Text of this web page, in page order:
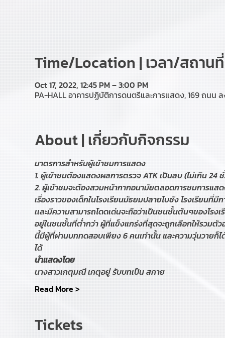
Time/Location | เวลา/สถานที่
Oct 17, 2022, 12:45 PM – 3:00 PM
PA-HALL อาคารปฏิบัติการดนตรีและการแสดง, 169 ถนน
About | เกี่ยวกับกิจกรรม
มาตรการสำหรับผู้เข้าชมการแสดง
1. ผู้เข้าชมต้องแสดงผลการตรวจ ATK เป็นลบ (ไม่เกิน 24
2. ผู้เข้าชมจะต้องสวมหน้ากากอนามัยตลอดการชมการแส
เรื่องราวของเด็กในโรงเรียนมัธยมปลายโบซัง โรงเรียนที่
เเละมีความสามารถโดดเด่นจะถือว่าเป็นชนชั้นต้นๆของโรง
อยู่ในชนชั้นที่ต่ำกว่า ผู้ที่แข็งแกร่งที่สุดจะถูกเลือกให้รวมตั
นี้มีผู้ที่ผ่านบททดสอบเพียง 6 คนเท่านั้น และความวุ่นวายก็
ได้
นำแสดงโดย
นางสาวเกตุมณี เกตุอยู่ รับบทเป็น สกาย
Read More >
Tickets